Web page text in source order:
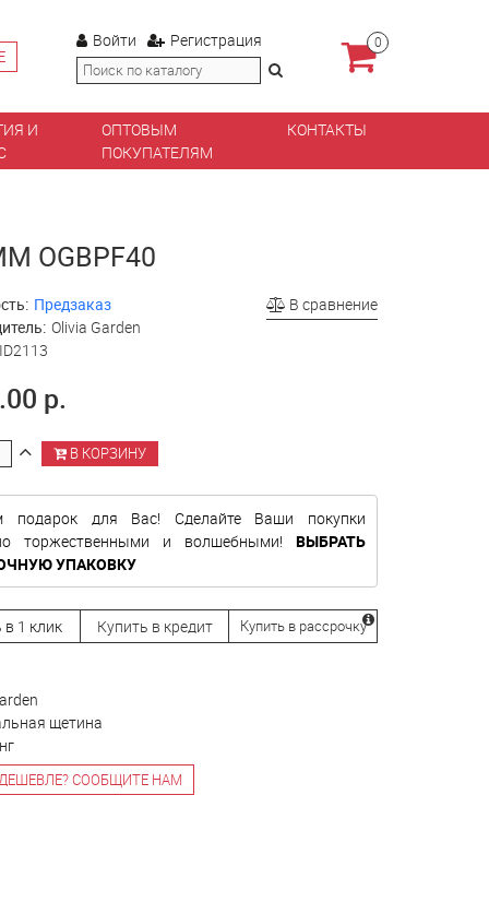
Войти Регистрация 0
И
ОПТОВЫМ
ПОКУПАТЕЛЯМ
КОНТАКТЫ
OGBPF40
В сравнение
Предзаказ
Olivia Garden
ID2113
р.
В КОРЗИНУ
подарок для Вас! Сделайте Ваши покупки
торжественными и волшебными! ВЫБРАТЬ
УПАКОВКУ
в 1 клик Купить в кредит Купить в рассрочку
щетина
СООБЩИТЕ НАМ